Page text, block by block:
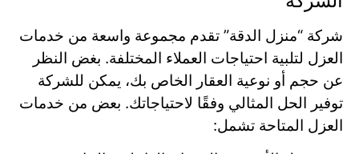
شركة “منزل الدقة” تقدم مجموعة واسعة من خدمات
العزل لتلبية احتياجات العملاء المختلفة. بغض النظر
عن حجم أو نوعية العقار الخاص بك، يمكن للشركة
توفير الحل المثالي وفقًا لاحتياجاتك. بعض من خدمات
العزل المتاحة تشمل: